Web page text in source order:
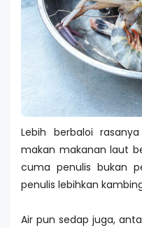
Lebih berbaloi
makan makanan laut
cuma penulis bukan
penulis lebihkan
Air pun sedap juga,